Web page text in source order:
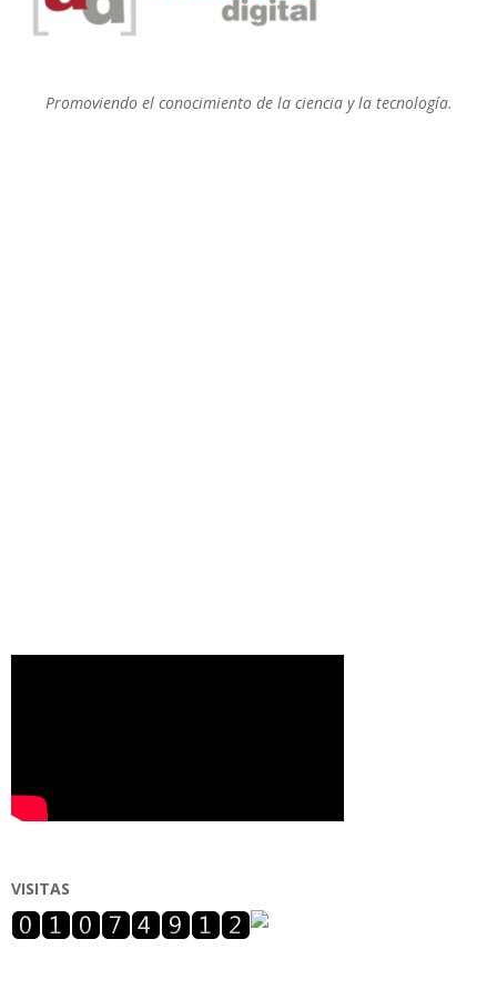
Promoviendo el conocimiento de la ciencia y la tecnología.
VISITAS